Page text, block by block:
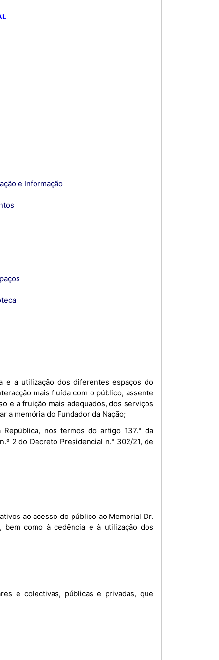
e Informação
e a utilização dos diferentes espaços do
mais fluída com o público, assente
e a fruição mais adequados, dos serviços
a memória do Fundador da Nação;
nos termos do artigo 137.° da
2 do Decreto Presidencial n.° 302/21, de
ao acesso do público ao Memorial Dr.
bem como à cedência e à utilização dos
e colectivas, públicas e privadas, que